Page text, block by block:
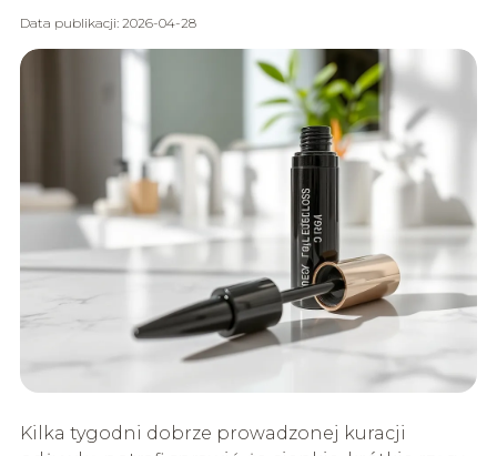
Data publikacji: 2026-04-28
Kilka tygodni dobrze prowadzonej kuracji